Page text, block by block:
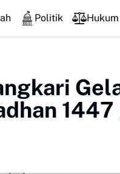
Politik Hukum
1447